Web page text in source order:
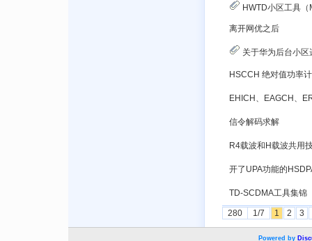
HWTD小区工具
离开网优之后
关于华为后台小
HSCCH 绝对值功率
信令解码求解
TD-SCDMA工具集锦
280 1/7 1 2 3
Powered by